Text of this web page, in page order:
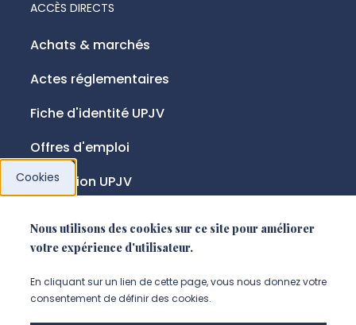
ACCÈS DIRECTS
Achats & marchés
Actes réglementaires
Fiche d'identité UPJV
Offres d'emploi
Fondation UPJV
NOUS SUIVRE
Suivez-nous sur instagram
Suivez-nous sur linkedin
Suivez-nous sur
Cookies
Nous utilisons des cookies sur ce site pour améliorer
votre expérience d'utilisateur.
En cliquant sur un lien de cette page, vous nous donnez votre
consentement de définir des cookies.